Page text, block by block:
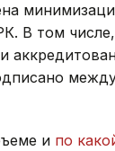
В том
и по